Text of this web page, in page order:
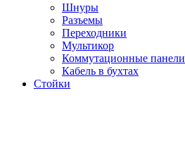
Шнуры
Разъемы
Переходники
Мультикор
Коммутационные панели
Кабель в бухтах
Стойки